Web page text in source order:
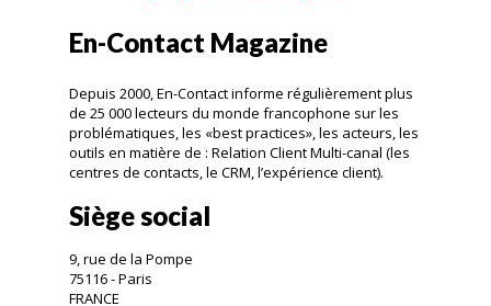
En-Contact Magazine
Depuis 2000, En-Contact informe régulièrement plus
de 25 000 lecteurs du monde francophone sur les
problématiques, les «best practices», les acteurs, les
outils en matière de : Relation Client Multi-canal (les
centres de contacts, le CRM, l’expérience client).
Siège social
9, rue de la Pompe
75116 - Paris
FRANCE